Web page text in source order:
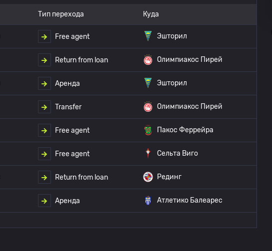
Тип перехода Куда
Free agent Эшторил
Return from loan Олимпиакос Пирей
Аренда Эшторил
Transfer Олимпиакос Пирей
Free agent Пакос Феррейра
Free agent Сельта Виго
Return from loan Рединг
Аренда Атлетико Балеарес